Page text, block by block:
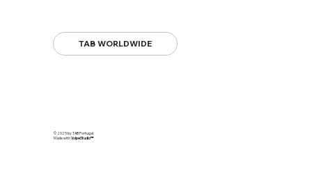
TAB WORLDWIDE
© 2025 by TAB Portugal.
Made withVolpeStudio™